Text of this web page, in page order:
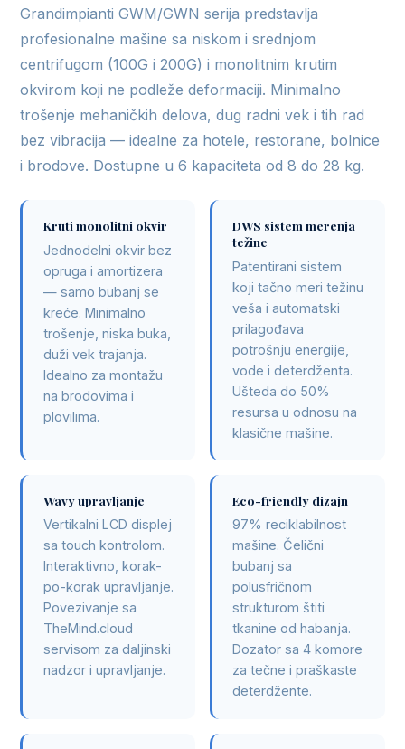
Grandimpianti GWM/GWN serija predstavlja
profesionalne mašine sa niskom i srednjom
centrifugom (100G i 200G) i monolitnim krutim
okvirom koji ne podleže deformaciji. Minimalno
trošenje mehaničkih delova, dug radni vek i tih rad
bez vibracija — idealne za hotele, restorane, bolnice
i brodove. Dostupne u 6 kapaciteta od 8 do 28 kg.
Kruti monolitni okvir
Jednodelni okvir bez
opruga i amortizera
— samo bubanj se
kreće. Minimalno
trošenje, niska buka,
duži vek trajanja.
Idealno za montažu
na brodovima i
plovilima.
DWS sistem merenja
težine
Patentirani sistem
koji tačno meri težinu
veša i automatski
prilagođava
potrošnju energije,
vode i deterdženta.
Ušteda do 50%
resursa u odnosu na
klasične mašine.
Wavy upravljanje
Vertikalni LCD displej
sa touch kontrolom.
Interaktivno, korak-
po-korak upravljanje.
Povezivanje sa
TheMind.cloud
servisom za daljinski
nadzor i upravljanje.
Eco-friendly dizajn
97% reciklabilnost
mašine. Čelični
bubanj sa
polusfričnom
strukturom štiti
tkanine od habanja.
Dozator sa 4 komore
za tečne i praškaste
deterdžente.